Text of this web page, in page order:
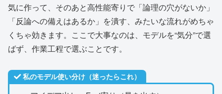
気に作って、そのあと高性能寄りで「論理の穴がないか」
「反論への備えはあるか」を潰す、みたいな流れがめちゃ
くちゃ効きます。ここで大事なのは、モデルを“気分”で選
ばず、作業工程で選ぶことです。
私のモデル使い分け（迷ったらこれ）